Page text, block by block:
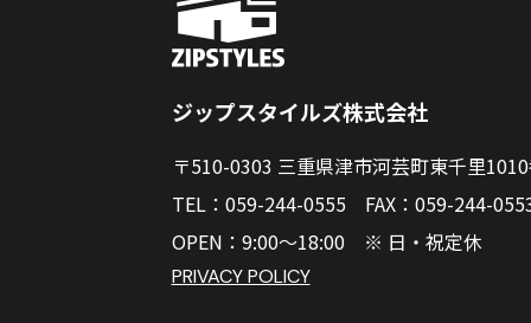
ジップスタイルズ株式会社
〒510-0303 三重県津市河芸町東千里
TEL：059-244-0555 FAX：059-244-
OPEN：9:00～18:00 ※ 日・祝定休
PRIVACY POLICY